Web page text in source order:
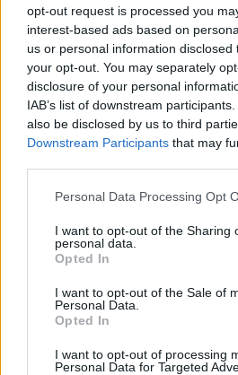
opt-out request is processed you
interest-based ads based on
us or personal information
your opt-out. You may separately
disclosure of your personal
IAB’s list of downstream
also be disclosed by us to third
Downstream Participants that may
Personal Data Processing Opt
I want to opt-out of the Sharing
personal data.
Opted In
I want to opt-out of the Sale of
Personal Data.
Opted In
I want to opt-out of processing
Personal Data for Targeted
Esim for Global
Esim for USA|Esim for Italy|